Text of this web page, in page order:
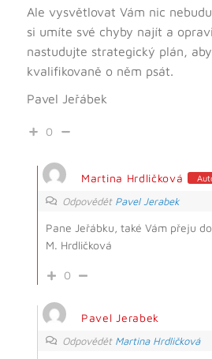
Ale vysvětlovat Vám nic
si umíte své chyby najít a
nastudujte strategický plán,
kvalifikovaně o něm psát.
Pavel Jeřábek
0
Martina Hrdličková
Odpovědět Pavel Jerabek
Pane Jeřábku, také Vám přeju
M. Hrdličková
0
Pavel Jerabek
Odpovědět Martina Hrdličková